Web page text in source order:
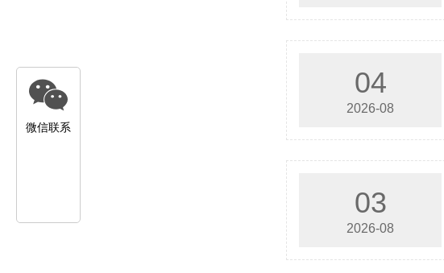
04
2026-08
03
2026-08
微信联系